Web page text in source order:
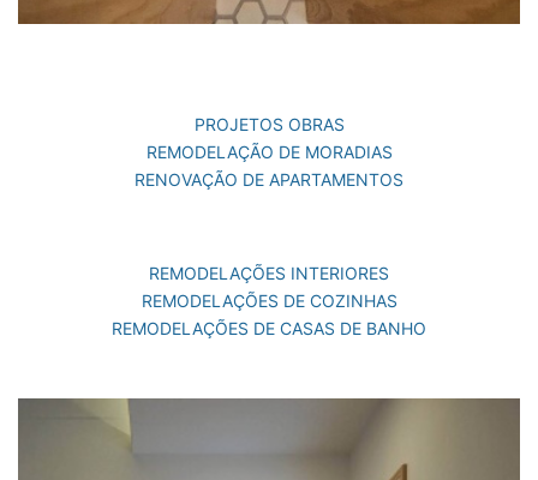
PROJETOS OBRAS
REMODELAÇÃO DE MORADIAS
RENOVAÇÃO DE APARTAMENTOS
REMODELAÇÕES INTERIORES
REMODELAÇÕES DE COZINHAS
REMODELAÇÕES DE CASAS DE BANHO